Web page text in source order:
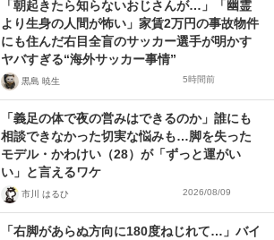
「朝起きたら知らないおじさんが…」「幽霊
より生身の人間が怖い」家賃2万円の事故物件
にも住んだ右目全盲のサッカー選手が明かす
ヤバすぎる“海外サッカー事情”
黒島 暁生 5時間前
「義足の体で夜の営みはできるのか」誰にも
相談できなかった切実な悩みも…脚を失った
モデル・かわけい（28）が「ずっと運がい
い」と言えるワケ
市川 はるひ 2026/08/09
「右脚があらぬ方向に180度ねじれて…」バイ